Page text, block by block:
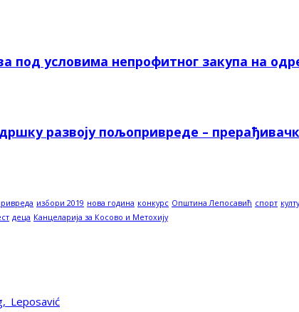
под условима непрофитног закупа на
развоју пољопривреде –
избори 2019 нова година конкурс Општина Лепосавић спорт
деца Канцеларија за Косово и Метохију